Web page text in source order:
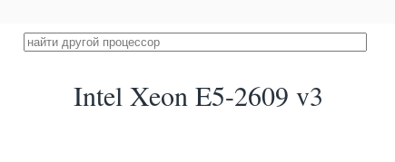
Intel Xeon E5-2609 v3